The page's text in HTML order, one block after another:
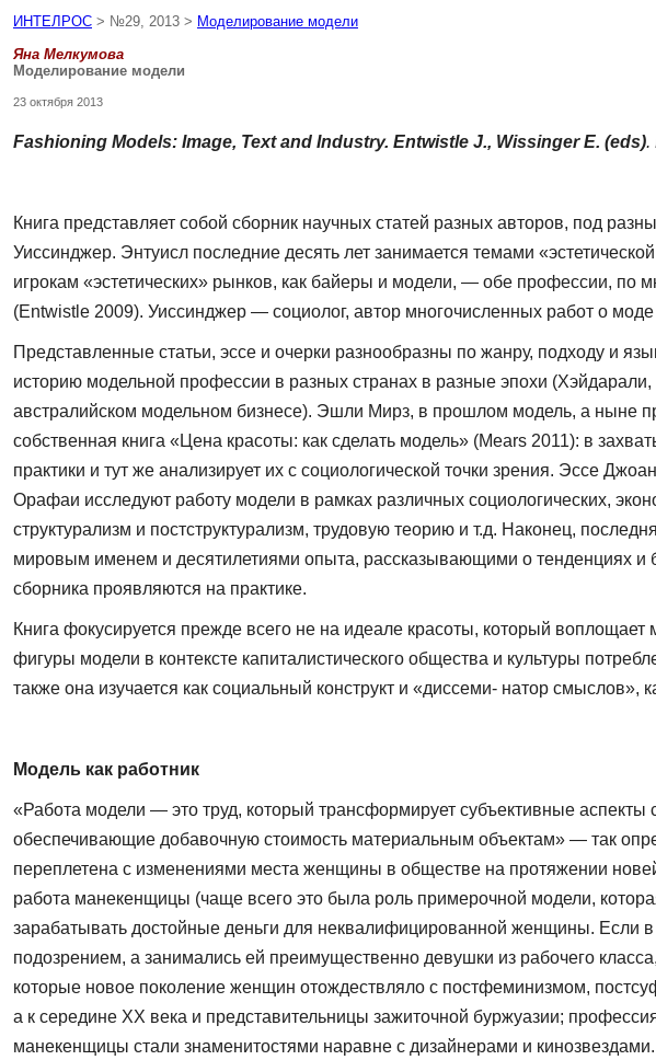
ИНТЕЛРОС > №29, 2013 > Моделирование модели
Яна Мелкумова
Моделирование модели
23 октября 2013
Fashioning Models: Image, Text and Industry. Entwistle J., Wissinger E. (eds).
Книга представляет собой сборник научных статей разных авторов, под
Уиссинджер. Энтуисл последние десять лет занимается темами
игро­кам «эстетических» рынков, как байеры и модели, — обе профессии,
(Entwistle 2009). Уиссинджер — социолог, автор многочисленных работ о
Представленные статьи, эссе и очерки раз­нообразны по жанру, подходу и
историю модельной профессии в разных странах в разные эпохи
австралийском модельном бизнесе). Эшли Мирз, в прошлом модель, а ныне
собственная книга «Цена красоты: как сделать модель» (Mears 2011): в
практики и тут же анализирует их с социологи­ческой точки зрения. Эссе
Орафаи ис­следуют работу модели в рамках различных социологических,
структурализм и постструктурализм, трудовую теорию и т.д. Наконец,
мировым именем и десятилетиями опыта, рассказывающими о тенденциях и
сборника проявляются на практике.
Книга фокусируется прежде всего не на идеале красоты, который
фигуры модели в контексте капи­талистического общества и культуры
также она изучается как социальный конструкт и «диссеми- натор смыслов»,
Модель как работник
«Работа модели — это труд, который трансформирует субъективные
обеспечивающие добавочную стоимость матери­альным объектам» — так
переплетена с изменениями места женщины в обществе на протяжении
работа манекенщицы (чаще всего это была роль примерочной модели,
зарабатывать достойные деньги для неквалифицированной женщины. Если
подозрением, а занимались ей преимущественно девушки из рабочего
которые новое поко­ление женщин отождествляло с постфеминизмом,
а к середине ХХ века и представительницы зажиточной буржуазии;
манекенщицы стали знаменито­стями наравне с дизайнерами и